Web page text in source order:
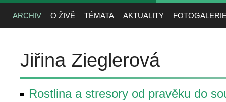
ARCHIV O ŽIVĚ TÉMATA AKTUALITY
Jiřina Zieglerová
Rostlina a stresory od pravěku do